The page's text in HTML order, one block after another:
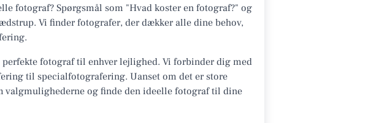
fotograf? Spørgsmål som "Hvad koster en fotograf?" og
Vi finder fotografer, der dækker alle dine behov,
perfekte fotograf til enhver lejlighed. Vi forbinder dig med
til specialfotografering. Uanset om det er store
og finde den ideelle fotograf til dine